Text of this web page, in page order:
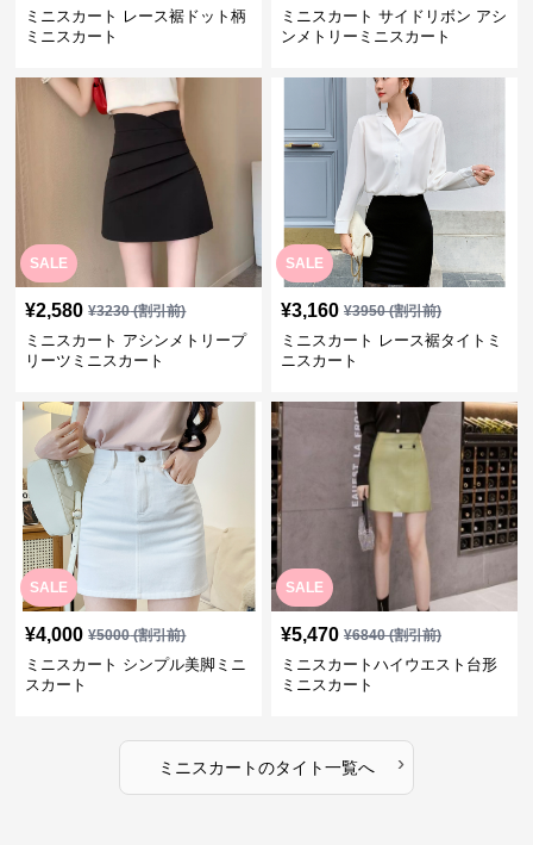
ミニスカート レース裾ドット柄
ミニスカート
ミニスカート サイドリボン アシ
ンメトリーミニスカート
SALE
¥2,580 ¥3230(割引前)
ミニスカート アシンメトリープ
リーツミニスカート
SALE
¥3,160 ¥3950(割引前)
ミニスカート レース裾タイトミ
ニスカート
SALE
¥4,000 ¥5000(割引前)
ミニスカート シンプル美脚ミニ
スカート
SALE
¥5,470 ¥6840(割引前)
ミニスカートハイウエスト台形
ミニスカート
ミニスカートのタイト一覧へ ›